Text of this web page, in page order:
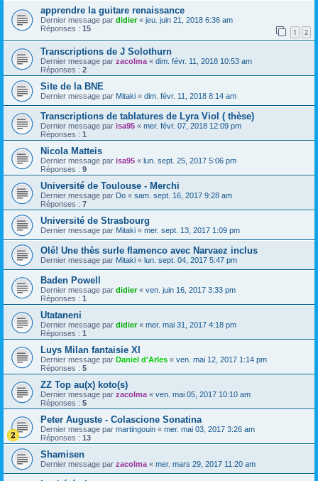
apprendre la guitare renaissance
Dernier message par didier« jeu. juin 21, 2018 6:36 am
Réponses : 15 1 2
Transcriptions de J Solothurn
Dernier message par zacolma « dim. févr. 11, 2018 10:53 am
Réponses : 2
Site de la BNE
Dernier message par Mitaki « dim. févr. 11, 2018 8:14 am
Transcriptions de tablatures de Lyra Viol ( thèse)
Dernier message par isa95 « mer. févr. 07, 2018 12:09 pm
Réponses : 1
Nicola Matteis
Dernier message par isa95 « lun. sept. 25, 2017 5:06 pm
Réponses : 9
Université de Toulouse - Merchi
Dernier message par Do « sam. sept. 16, 2017 9:28 am
Réponses : 7
Université de Strasbourg
Dernier message par Mitaki « mer. sept. 13, 2017 1:09 pm
Olé! Une thès surle flamenco avec Narvaez inclus
Dernier message par Mitaki « lun. sept. 04, 2017 5:47 pm
Baden Powell
Dernier message par didier« ven. juin 16, 2017 3:33 pm
Réponses : 1
Utataneni
Dernier message par didier« mer. mai 31, 2017 4:18 pm
Réponses : 1
Luys Milan fantaisie XI
Dernier message par Daniel d'Arles « ven. mai 12, 2017 1:14 pm
Réponses : 5
ZZ Top au(x) koto(s)
Dernier message par zacolma « ven. mai 05, 2017 10:10 am
Réponses : 5
Peter Auguste - Colascione Sonatina
Dernier message par martingouin « mer. mai 03, 2017 3:26 am
Réponses : 13
Shamisen
Dernier message par zacolma « mer. mars 29, 2017 11:20 am